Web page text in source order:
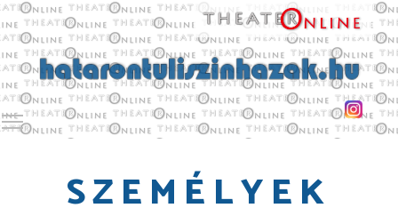
Toggle main menu visibility
SZEMÉLYEK